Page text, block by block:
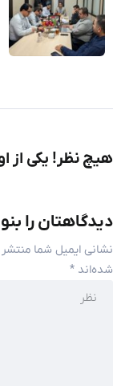
هیچ نظر! یکی از
دیدگاهتان را
نشانی ایمیل شما
شده‌اند *